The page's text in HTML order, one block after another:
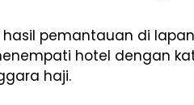
hasil pemantauan di
hotel dengan
haji.